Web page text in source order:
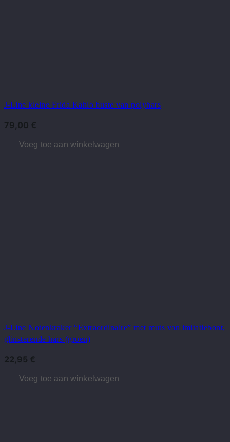
J-Line kleine Frida Kahlo buste van polyhars
79,00 €
Voeg toe aan winkelwagen
J-Line Notenkraker “Extraordinaire” met muts van imitatiebont,
glinsterende hars (groen)
22,95 €
Voeg toe aan winkelwagen